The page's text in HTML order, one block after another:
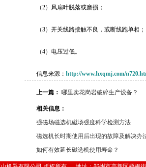
（2）风扇叶脱落或磨损；
（3）开关线路接触不良，或断线跑单相；
（4）电压过低。
信息来源： http://www.hxqmj.com/
上一篇： 哪里卖花岗岩破碎生产设备？
相关信息：
强磁场磁选机磁场强度科学检测方法
磁选机长时期使用后出现的故障及解决办
如何有效延长磁选机使用寿命？